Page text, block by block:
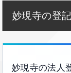
妙現寺の登
妙現寺の法人